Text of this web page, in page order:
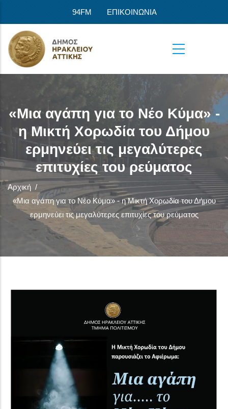
94FM ΕΠΙΚΟΙΝΩΝΙΑ
«Μια αγάπη για το Νέο Κύμα» -
η Μικτή Χορωδία του Δήμου
ερμηνεύει τις μεγαλύτερες
επιτυχίες του ρεύματος
Αρχική /
«Μια αγάπη για το Νέο Κύμα» - η Μικτή Χορωδία του Δήμου
ερμηνεύει τις μεγαλύτερες επιτυχίες του ρεύματος